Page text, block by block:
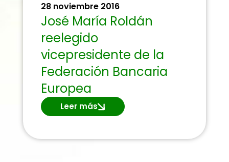
28 noviembre 2016
José María Roldán
reelegido
vicepresidente de la
Federación Bancaria
Europea
Leer más